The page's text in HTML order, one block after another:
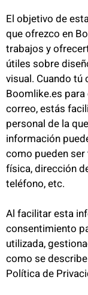
El objetivo de
que ofrezco en
trabajos y
útiles sobre
visual. Cuando tú
Boomlike.es
correo, estás
personal de la
información
como pueden
física, dirección
teléfono, etc.
Al facilitar esta
consentimiento
utilizada,
como se
Política de